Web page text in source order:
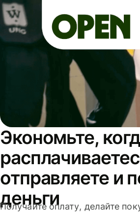
Экономьте,
отправляете и
деньги
Получайте оплату, делайте